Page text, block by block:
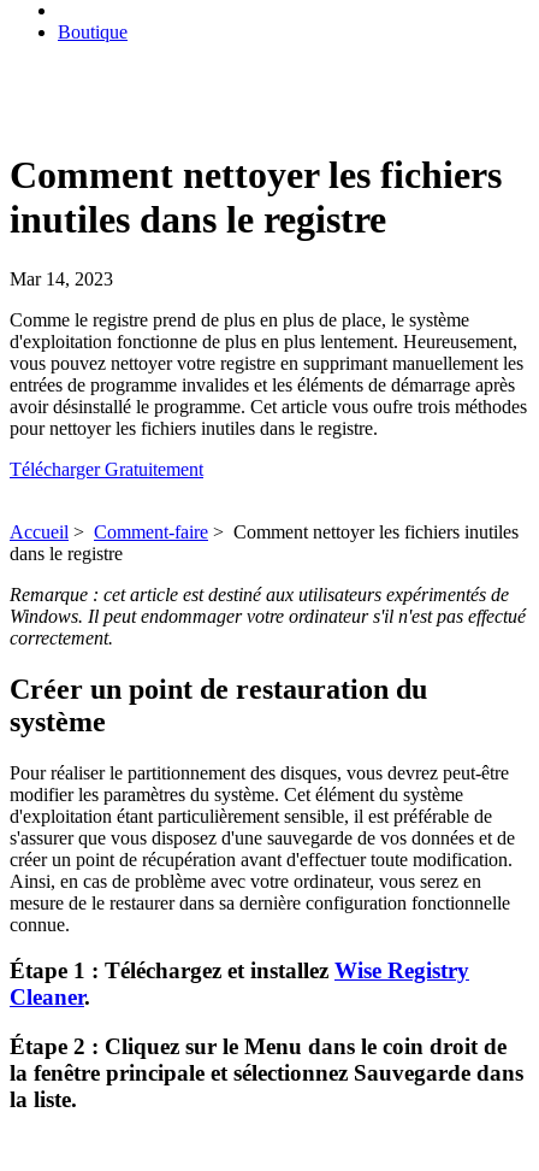
Boutique
Comment nettoyer les fichiers
inutiles dans le registre
Mar 14, 2023
Comme le registre prend de plus en plus de place, le système
d'exploitation fonctionne de plus en plus lentement. Heureusement,
vous pouvez nettoyer votre registre en supprimant manuellement les
entrées de programme invalides et les éléments de démarrage après
avoir désinstallé le programme. Cet article vous oufre trois méthodes
pour nettoyer les fichiers inutiles dans le registre.
Télécharger Gratuitement
Accueil > Comment-faire > Comment nettoyer les fichiers inutiles
dans le registre
Remarque : cet article est destiné aux utilisateurs expérimentés de
Windows. Il peut endommager votre ordinateur s'il n'est pas effectué
correctement.
Créer un point de restauration du
système
Pour réaliser le partitionnement des disques, vous devrez peut-être
modifier les paramètres du système. Cet élément du système
d'exploitation étant particulièrement sensible, il est préférable de
s'assurer que vous disposez d'une sauvegarde de vos données et de
créer un point de récupération avant d'effectuer toute modification.
Ainsi, en cas de problème avec votre ordinateur, vous serez en
mesure de le restaurer dans sa dernière configuration fonctionnelle
connue.
Étape 1 : Téléchargez et installez Wise Registry
Cleaner.
Étape 2 : Cliquez sur le Menu dans le coin droit de
la fenêtre principale et sélectionnez Sauvegarde dans
la liste.